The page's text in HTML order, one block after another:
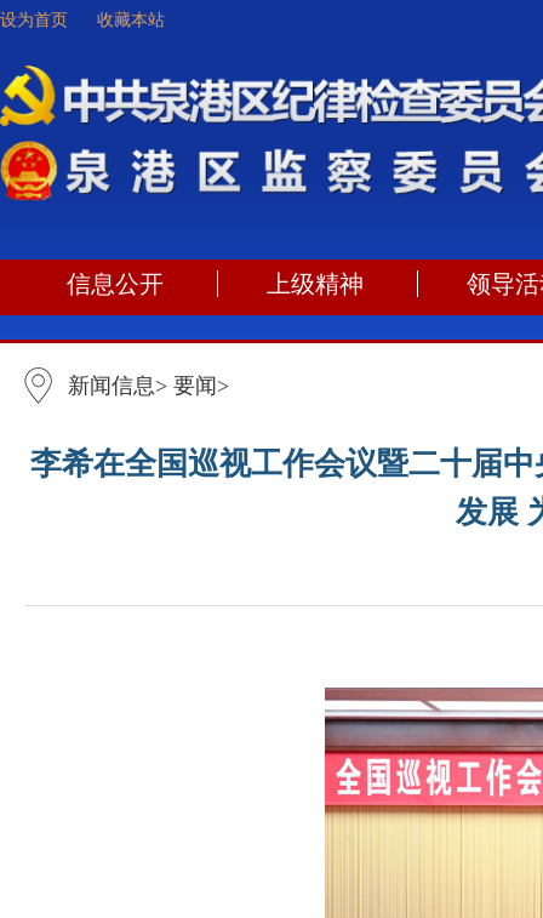
设为首页 收藏本站
信息公开 上级精神 领导
新闻信息> 要闻 >
李希在全国巡视工作会议暨二十届
发展